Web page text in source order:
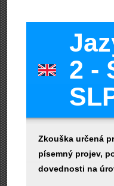
2 -
Zkouška určená
písemný projev,
dovednosti na